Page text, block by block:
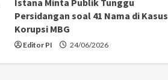
Istana Minta Publik Tunggu
Persidangan soal 41 Nama di Kasus
Korupsi MBG
Editor PI 24/06/2026